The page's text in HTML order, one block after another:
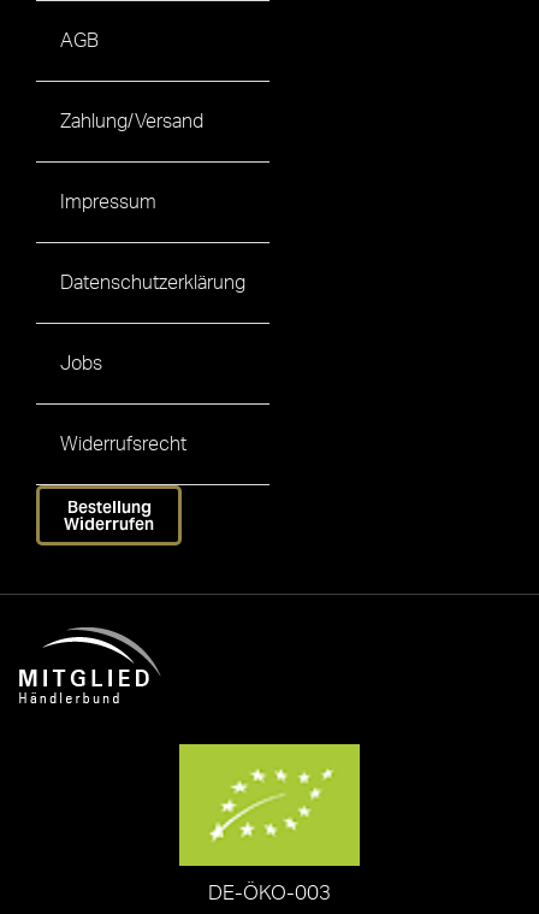
AGB
Zahlung/Versand
Impressum
Datenschutzerklärung
Jobs
Widerrufsrecht
Bestellung
Widerrufen
DE-ÖKO-003